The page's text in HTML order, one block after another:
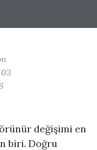
değişimi en
biri. Doğru